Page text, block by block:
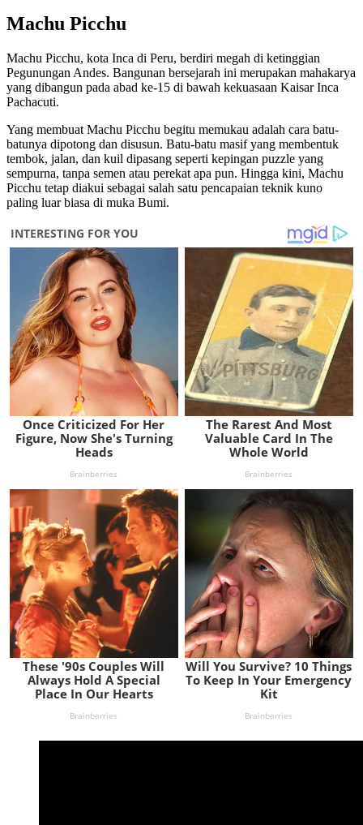
Machu Picchu
Machu Picchu, kota Inca di Peru, berdiri megah di ketinggian
Pegunungan Andes. Bangunan bersejarah ini merupakan mahakarya
yang dibangun pada abad ke-15 di bawah kekuasaan Kaisar Inca
Pachacuti.
Yang membuat Machu Picchu begitu memukau adalah cara batu-
batunya dipotong dan disusun. Batu-batu masif yang membentuk
tembok, jalan, dan kuil dipasang seperti kepingan puzzle yang
sempurna, tanpa semen atau perekat apa pun. Hingga kini, Machu
Picchu tetap diakui sebagai salah satu pencapaian teknik kuno
paling luar biasa di muka Bumi.